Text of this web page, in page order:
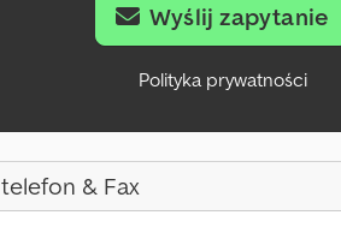
Wyślij zapytanie
Polityka prywatności
telefon & Fax